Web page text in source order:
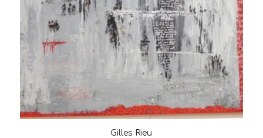
Gilles Rieu